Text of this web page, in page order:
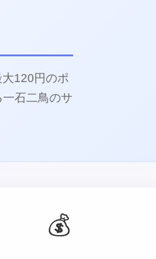
120円のポ
石二鳥のサ
💰